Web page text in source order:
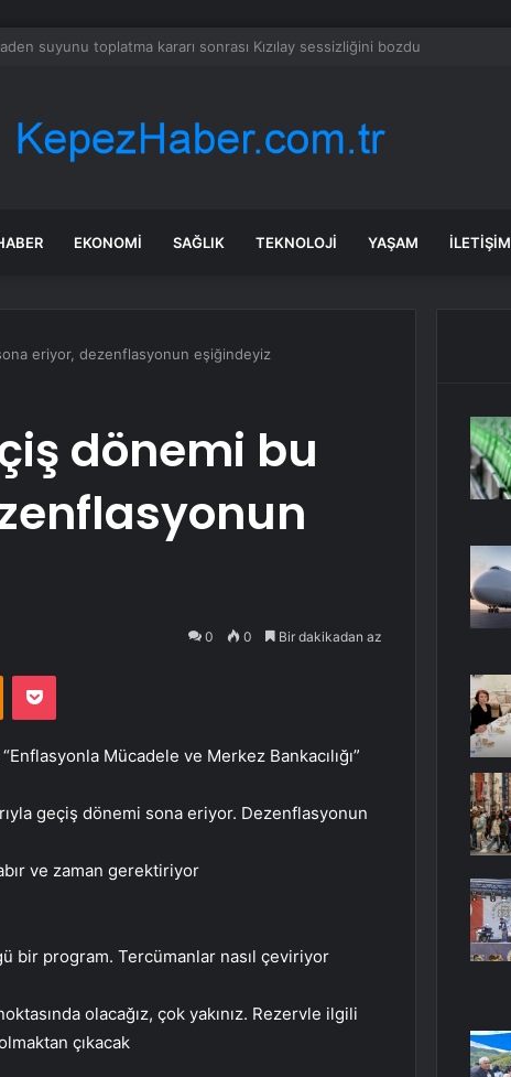
uzun aktarmasız uçuşunda tarihi rekor: 24 saatten fazla havada kaldılar
EKONOMI SAĞLIK TEKNOLOJI YAŞAM İLETIŞIM
eriyor, dezenflasyonun eşiğindeyiz
dönemi bu
0 0 Bir dakikadan az
Odnoklassniki
Pocket
Mücadele ve Merkez Bankacılığı”
geçiş dönemi sona eriyor. Dezenflasyonun
ve zaman gerektiriyor
bir program. Tercümanlar nasıl çeviriyor
olacağız, çok yakınız. Rezervle ilgili
çıkacak